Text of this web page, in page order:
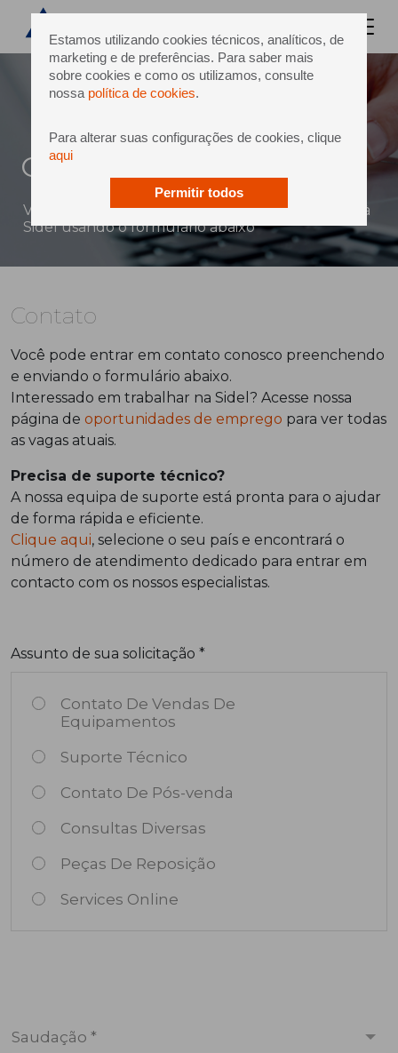
Estamos utilizando cookies técnicos, analíticos, de
marketing e de preferências. Para saber mais
sobre cookies e como os utilizamos, consulte
nossa política de cookies.
Para alterar suas configurações de cookies, clique
aqui
Permitir todos
Contato
Você pode enviar uma mensagem diretamente à
Sidel usando o formulário abaixo
Contato
Você pode entrar em contato conosco preenchendo
e enviando o formulário abaixo.
Interessado em trabalhar na Sidel? Acesse nossa
página de oportunidades de emprego para ver todas
as vagas atuais.
Precisa de suporte técnico?
A nossa equipa de suporte está pronta para o ajudar
de forma rápida e eficiente.
Clique aqui, selecione o seu país e encontrará o
número de atendimento dedicado para entrar em
contacto com os nossos especialistas.
Assunto de sua solicitação *
Contato De Vendas De
Equipamentos
Suporte Técnico
Contato De Pós-venda
Consultas Diversas
Peças De Reposição
Services Online
Saudação *